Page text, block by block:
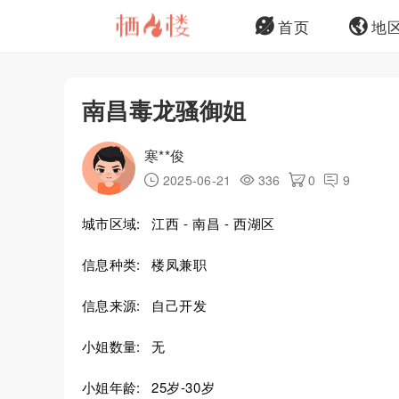
首页 地
南昌毒龙骚御姐
寒**俊
2025-06-21 336 0 9
城市区域: 江西 - 南昌 - 西湖区
信息种类: 楼凤兼职
信息来源: 自己开发
小姐数量: 无
小姐年龄: 25岁-30岁